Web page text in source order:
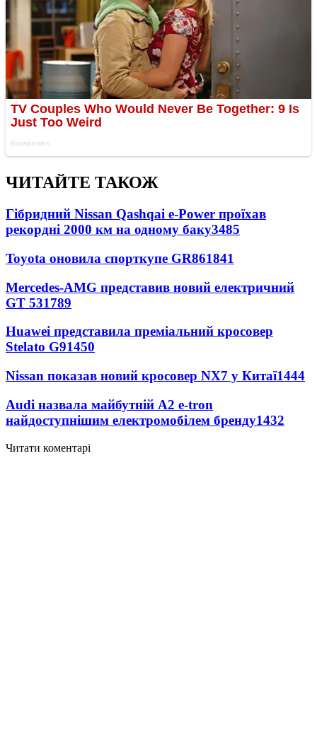
ЧИТАЙТЕ ТАКОЖ
Гібридний Nissan Qashqai e-Power проїхав
рекордні 2000 км на одному баку3485
Toyota оновила спорткупе GR861841
Mercedes-AMG представив новий електричний
GT 531789
Huawei представила преміальний кросовер
Stelato G91450
Nissan показав новий кросовер NX7 у Китаї1444
Audi назвала майбутній A2 e-tron
найдоступнішим електромобілем бренду1432
Читати коментарі